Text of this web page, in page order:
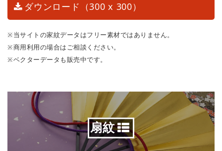
ダウンロード（300 x 300）
※当サイトの家紋データはフリー素材ではありません。
※商用利用の場合はご相談ください。
※ベクターデータも販売中です。
扇紋